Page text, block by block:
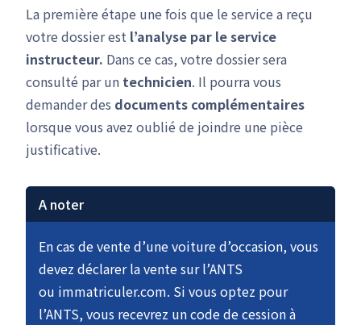
La première étape une fois que le service a reçu
votre dossier est l’analyse par le service
instructeur. Dans ce cas, votre dossier sera
consulté par un technicien. Il pourra vous
demander des documents complémentaires
lorsque vous avez oublié de joindre une pièce
justificative.
A noter
En cas de vente d’une voiture d’occasion, vous
devez déclarer la vente sur l’ANTS
ou immatriculer.com. Si vous optez pour
l’ANTS, vous recevrez un code de cession à